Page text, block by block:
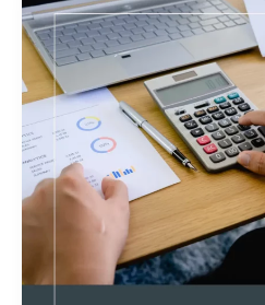
comprendre
le
bilan
pédagogique
et
financier